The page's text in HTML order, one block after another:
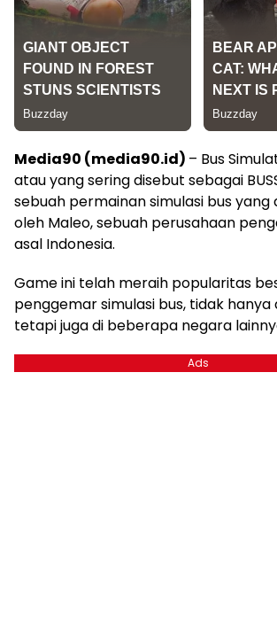
Media90 (media90.id) – Bus
atau yang sering disebut sebagai
sebuah permainan simulasi bus
oleh Maleo, sebuah perusahaan
asal Indonesia.
Game ini telah meraih popularitas
penggemar simulasi bus, tidak hanya
tetapi juga di beberapa negara
Ads